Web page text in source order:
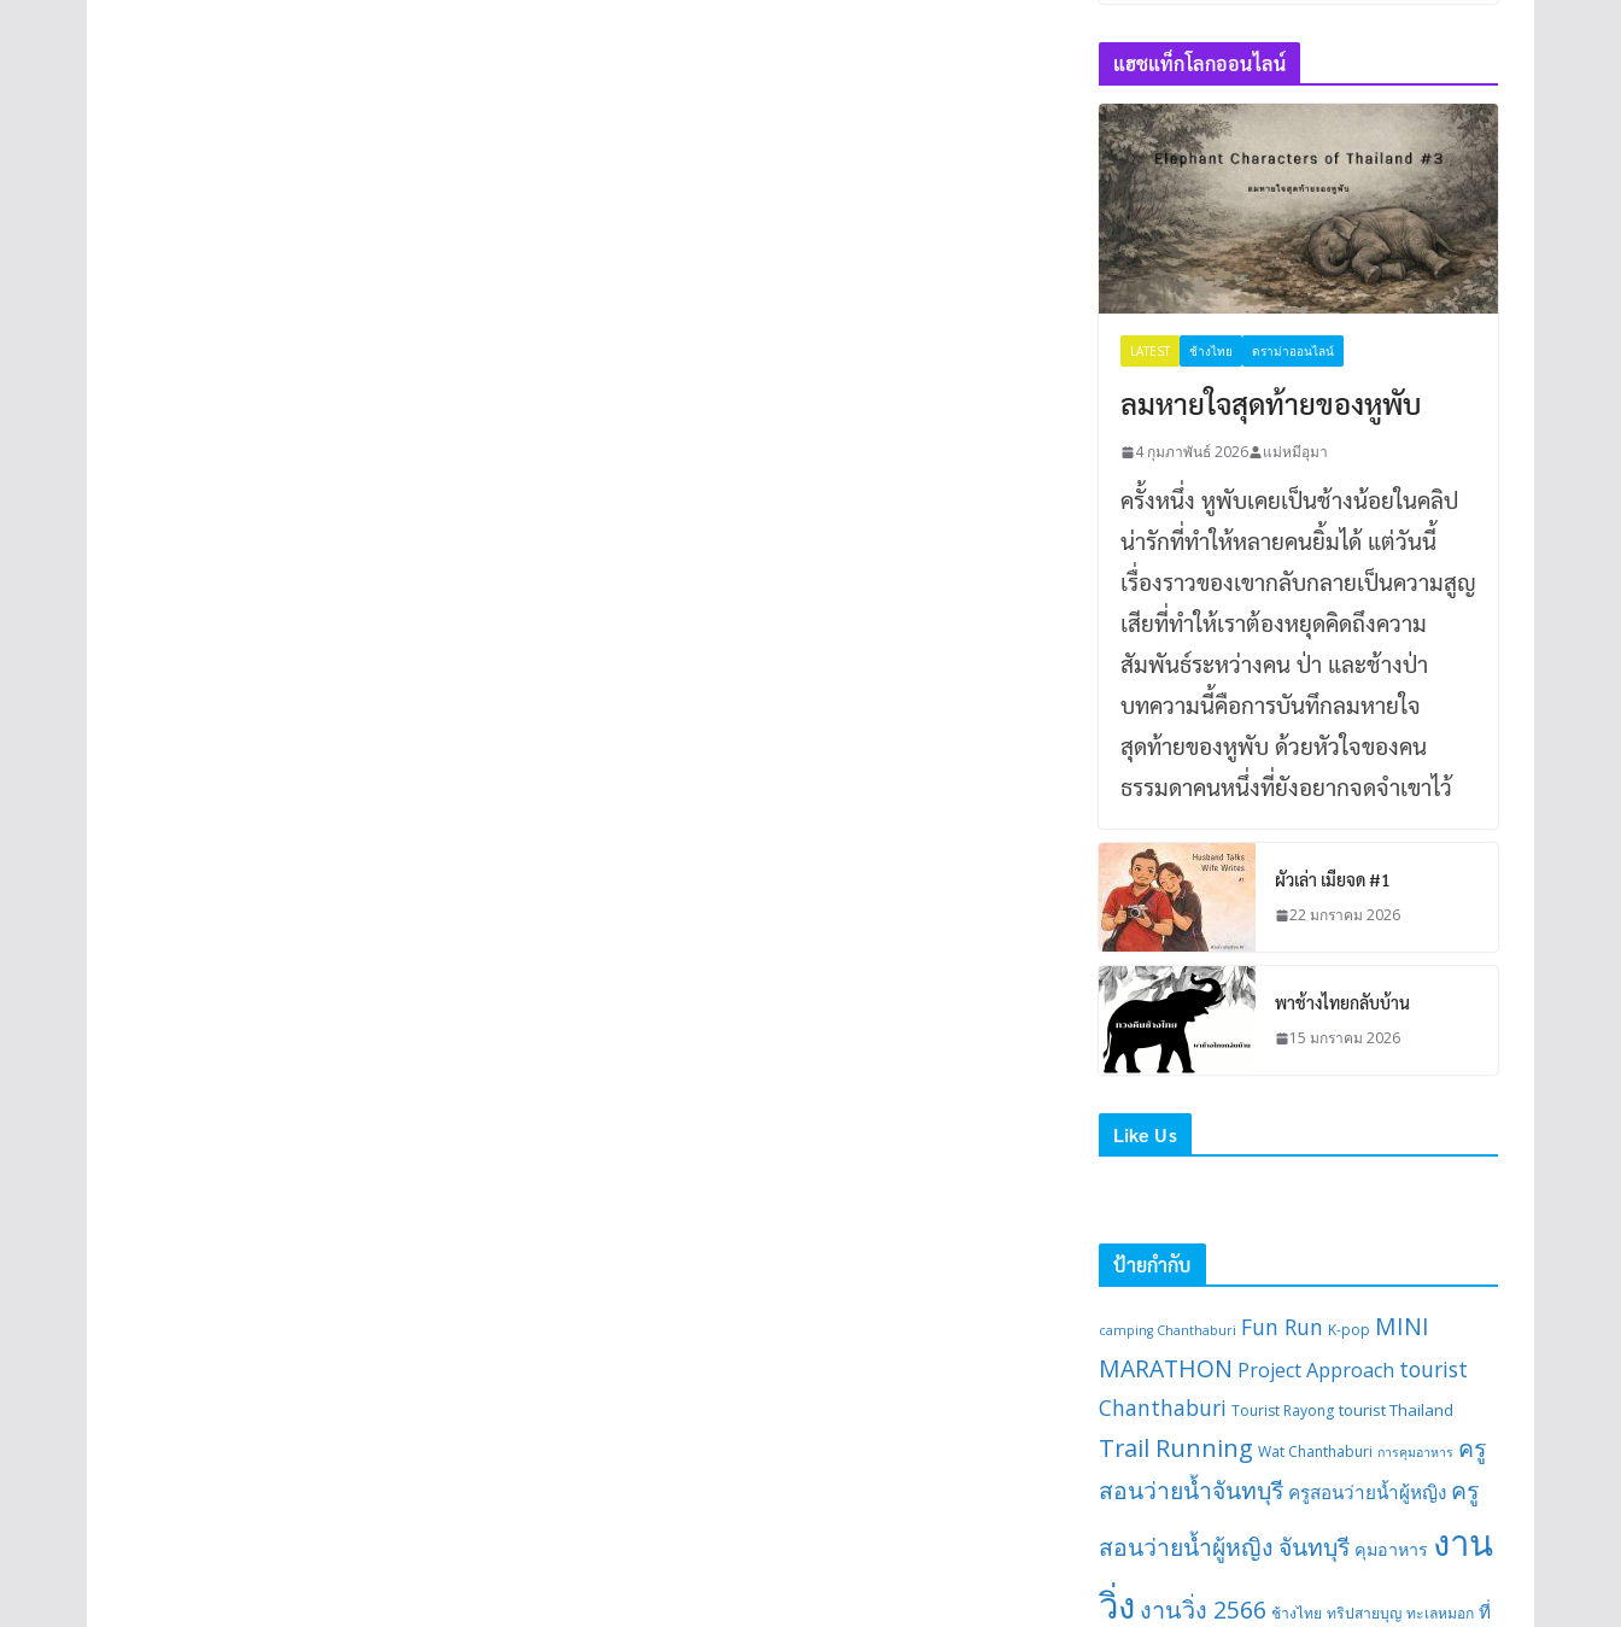
แฮชแท็กโลกออนไลน์
LATEST ช้างไทย ดราม่าออนไลน์
ลมหายใจสุดท้ายของหูพับ
4 กุมภาพันธ์ 2026 แม่หมีอุมา
ครั้งหนึ่ง หูพับเคยเป็นช้างน้อยในคลิป
น่ารักที่ทำให้หลายคนยิ้มได้ แต่วันนี้
เรื่องราวของเขากลับกลายเป็นความสูญ
เสียที่ทำให้เราต้องหยุดคิดถึงความ
สัมพันธ์ระหว่างคน ป่า และช้างป่า
บทความนี้คือการบันทึกลมหายใจ
สุดท้ายของหูพับ ด้วยหัวใจของคน
ธรรมดาคนหนึ่งที่ยังอยากจดจำเขาไว้
ผัวเล่า เมียจด #1
22 มกราคม 2026
พาช้างไทยกลับบ้าน
15 มกราคม 2026
Like Us
ป้ายกำกับ
camping Chanthaburi Fun Run K-pop MINI
MARATHON Project Approach tourist
Chanthaburi Tourist Rayong tourist Thailand
Trail Running Wat Chanthaburi การคุมอาหาร ครู
สอนว่ายน้ำจันทบุรี ครูสอนว่ายน้ำผู้หญิง ครู
สอนว่ายน้ำผู้หญิง จันทบุรี คุมอาหาร งาน
วิ่ง งานวิ่ง 2566 ช้างไทย ทริปสายบุญ ทะเลหมอก ที่